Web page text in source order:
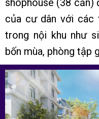
shophouse (38 căn)
của cư dân với các
trong nội khu như
bốn mùa, phòng tập